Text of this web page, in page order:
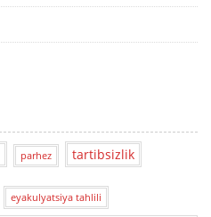
parhez tartibsizlik
eyakulyatsiya tahlili